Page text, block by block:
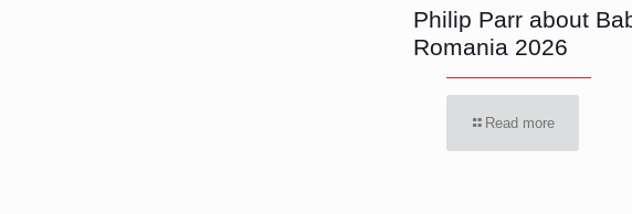
Philip Parr about
Romania 2026
Read more